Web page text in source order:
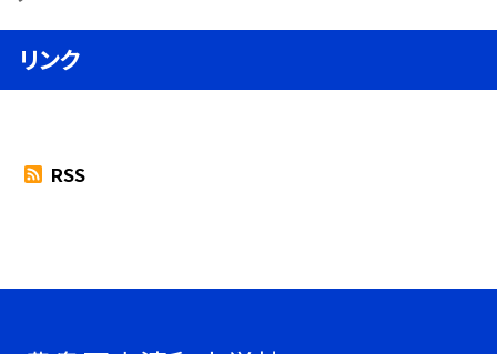
リンク
RSS